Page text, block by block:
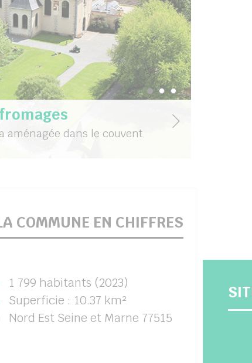
aménagée dans le couvent
Afficher le slide \{\{
Afficher le slide
Afficher le
COMMUNE EN CHIFFRES
1 799 habitants (2023)
Superficie : 10.37 km²
Nord Est Seine et Marne 77515